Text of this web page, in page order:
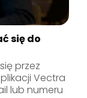
się do
przez
Vectra
lub numeru